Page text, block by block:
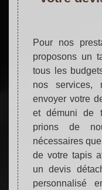
Pour nos
proposons un
tous les
nos services,
envoyer votre
et démuni de
prions de
nécessaires
de votre tapis
un devis
personnalisé